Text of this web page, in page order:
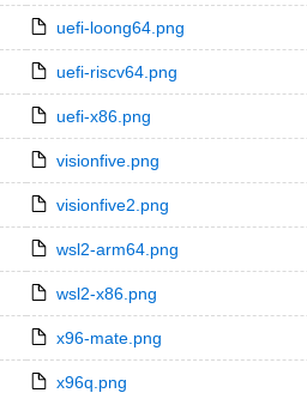
uefi-loong64.png
uefi-riscv64.png
uefi-x86.png
visionfive.png
visionfive2.png
wsl2-arm64.png
wsl2-x86.png
x96-mate.png
x96q.png